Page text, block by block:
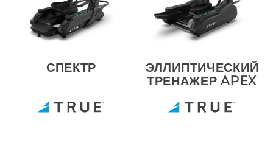
СПЕКТР
ЭЛЛИПТИЧЕСКИЙ
ТРЕНАЖЕР APEX